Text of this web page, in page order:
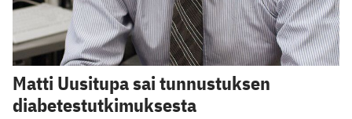
Matti Uusitupa sai tunnustuksen
diabetestutkimuksesta